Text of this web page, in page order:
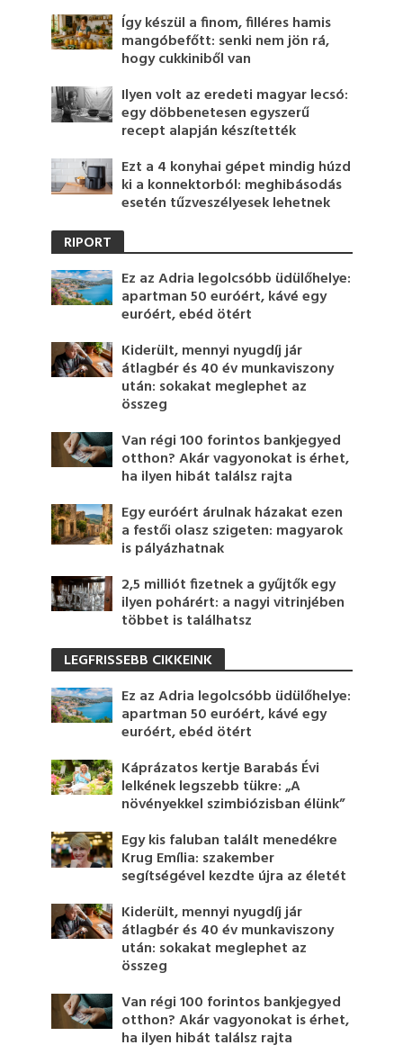
Így készül a finom, filléres hamis
mangóbefőtt: senki nem jön rá,
hogy cukkiniből van
Ilyen volt az eredeti magyar lecsó:
egy döbbenetesen egyszerű
recept alapján készítették
Ezt a 4 konyhai gépet mindig húzd
ki a konnektorból: meghibásodás
esetén tűzveszélyesek lehetnek
RIPORT
Ez az Adria legolcsóbb üdülőhelye:
apartman 50 euróért, kávé egy
euróért, ebéd ötért
Kiderült, mennyi nyugdíj jár
átlagbér és 40 év munkaviszony
után: sokakat meglephet az
összeg
Van régi 100 forintos bankjegyed
otthon? Akár vagyonokat is érhet,
ha ilyen hibát találsz rajta
Egy euróért árulnak házakat ezen
a festői olasz szigeten: magyarok
is pályázhatnak
2,5 milliót fizetnek a gyűjtők egy
ilyen pohárért: a nagyi vitrinjében
többet is találhatsz
LEGFRISSEBB CIKKEINK
Ez az Adria legolcsóbb üdülőhelye:
apartman 50 euróért, kávé egy
euróért, ebéd ötért
Káprázatos kertje Barabás Évi
lelkének legszebb tükre: „A
növényekkel szimbiózisban élünk”
Egy kis faluban talált menedékre
Krug Emília: szakember
segítségével kezdte újra az életét
Kiderült, mennyi nyugdíj jár
átlagbér és 40 év munkaviszony
után: sokakat meglephet az
összeg
Van régi 100 forintos bankjegyed
otthon? Akár vagyonokat is érhet,
ha ilyen hibát találsz rajta